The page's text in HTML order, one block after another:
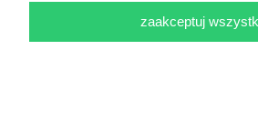
zaakceptuj